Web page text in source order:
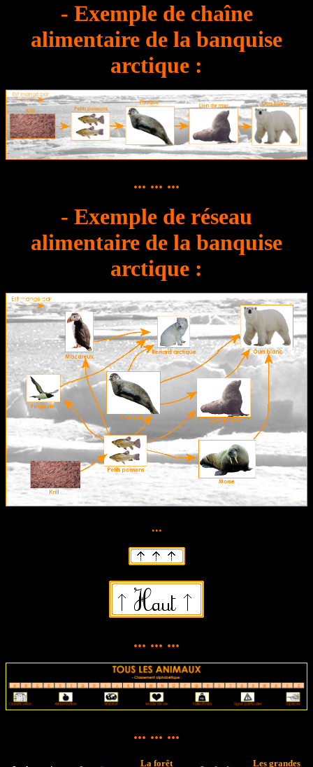
- Exemple de chaîne
alimentaire de la banquise
arctique :
... ... ...
- Exemple de réseau
alimentaire de la banquise
arctique :
...
... ... ...
... ... ...
La forêt Les grandes